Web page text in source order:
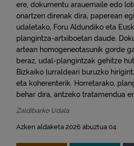
ere, dokumentu arauemaile edo
onartzen direnak dira, paperean
udaletako, Foru Aldundiko eta
plangintza-artxiboetan daude.
artean homogeneotasunik gorde
beraz, udal-plangintzak gehitze
Bizkaiko lurraldeari buruzko
eta koherenterik. Horretarako,
behar dira, antzeko tratamendua
Zaldibarko Udala
Azken aldaketa 2026 abuztua 04